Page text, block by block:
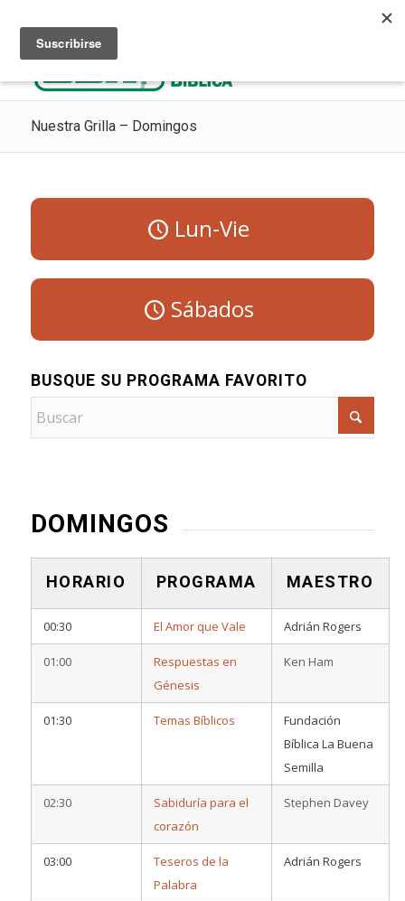
Nuestra Grilla – Domingos
Lun-Vie
Sábados
BUSQUE SU PROGRAMA FAVORITO
DOMINGOS
HORARIO PROGRAMA MAESTRO
00:30 El Amor que Vale Adrián Rogers
01:00
Respuestas en
Génesis
Ken Ham
01:30 Temas Bíblicos
Fundación
Bíblica La Buena
Semilla
02:30
Sabiduría para el
corazón
Stephen Davey
03:00
Teseros de la
Palabra
Adrián Rogers